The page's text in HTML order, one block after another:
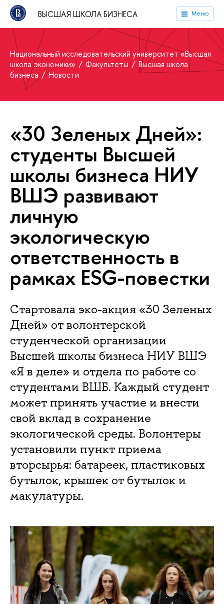
ВЫСШАЯ ШКОЛА БИЗНЕСА Меню
Национальный исследовательский университет «Высшая
школа экономики»
Факультеты
Высшая школа
бизнеса
Новости
«30 Зеленых Дней»:
студенты Высшей
школы бизнеса НИУ
ВШЭ развивают
личную
экологическую
ответственность в
рамках ESG-повестки
Стартовала эко-акция «30 Зеленых
Дней» от волонтерской
студенческой организации
Высшей школы бизнеса НИУ ВШЭ
«Я в деле» и отдела по работе со
студентами ВШБ. Каждый студент
может принять участие и внести
свой вклад в сохранение
экологической среды. Волонтеры
установили пункт приема
вторсырья: батареек, пластиковых
бутылок, крышек от бутылок и
макулатуры.